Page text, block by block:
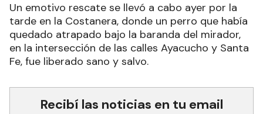
Un emotivo rescate se llevó a cabo ayer por la
tarde en la Costanera, donde un perro que había
quedado atrapado bajo la baranda del mirador,
en la intersección de las calles Ayacucho y Santa
Fe, fue liberado sano y salvo.
Recibí las noticias en tu email